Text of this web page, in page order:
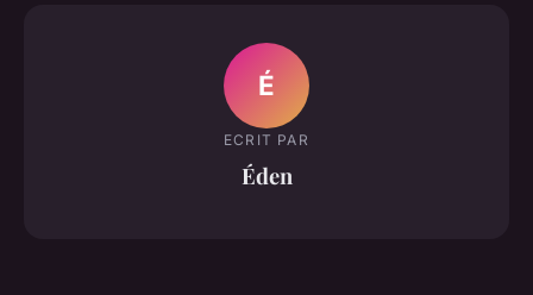
É
ECRIT PAR
Éden